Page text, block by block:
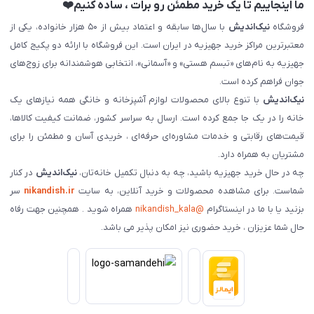
ما اینجاییم تا یک خرید مطمئن رو برات ، ساده کنیم❤️
فروشگاهنیک‌اندیش
با سال‌ها سابقه و اعتماد بیش از ۵۰ هزار خانواده، یکی از
معتبرترین مراکز خرید جهیزیه در ایران است. این فروشگاه با ارائه دو پکیج کامل
جهیزیه به نام‌های «تبسم هستی» و «آسمانی»، انتخابی هوشمندانه برای زوج‌های
جوان فراهم کرده است.
نیک‌اندیش با تنوع بالای محصولات لوازم آشپزخانه و خانگی همه نیازهای یک
خانه را در یک جا جمع کرده است. ارسال به سراسر کشور، ضمانت کیفیت کالاها،
قیمت‌های رقابتی و خدمات مشاوره‌ای حرفه‌ای ، خریدی آسان و مطمئن را برای
مشتریان به همراه دارد.
چه در حال خرید جهیزیه باشید، چه به دنبال تکمیل خانه‌تان،نیک‌اندیش در کنار
شماست. برای مشاهده محصولات و خرید آنلاین، به سایت nikandish.ir سر
بزنید یا با ما در اینستاگرام @nikandish_kala
همراه شوید . همچنین جهت رفاه
حال شما عزیزان ، خرید حضوری نیز امکان پذیر می باشد.